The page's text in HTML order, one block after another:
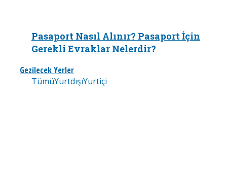
Pasaport Nasıl Alınır? Pasaport İçin
Gerekli Evraklar Nelerdir?
Gezilecek Yerler
TümüYurtdışıYurtiçi